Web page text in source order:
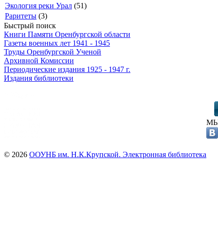
Экология реки Урал (51)
Раритеты (3)
Быстрый поиск
Книги Памяти Оренбургской области
Газеты военных лет 1941 - 1945
Труды Оренбургской Ученой
Архивной Комиссии
Периодические издания 1925 - 1947 г.
Издания библиотеки
© 2026 ООУНБ им. Н.К.Крупской. Электронная библиотека